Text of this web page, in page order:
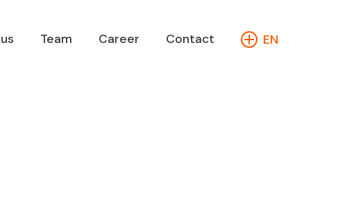
Team Career Contact EN